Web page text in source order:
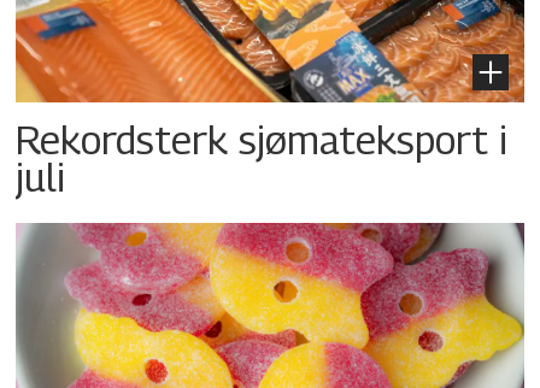
Rekordsterk sjømateksport i
juli